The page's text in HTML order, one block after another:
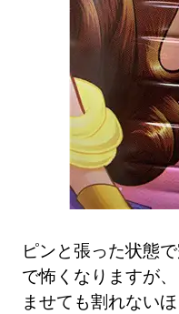
ピンと張った状態
で怖くなりますが
ませても割れない